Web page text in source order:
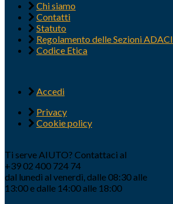
Chi siamo
Contatti
Statuto
Regolamento delle Sezioni ADACI
Codice Etica
Accedi
Privacy
Cookie policy
Ti serve AIUTO? Contattaci al
+39 02 400 724 74
dal lunedì al venerdì, dalle 08:30 alle
13:00 e dalle 14:00 alle 18:00